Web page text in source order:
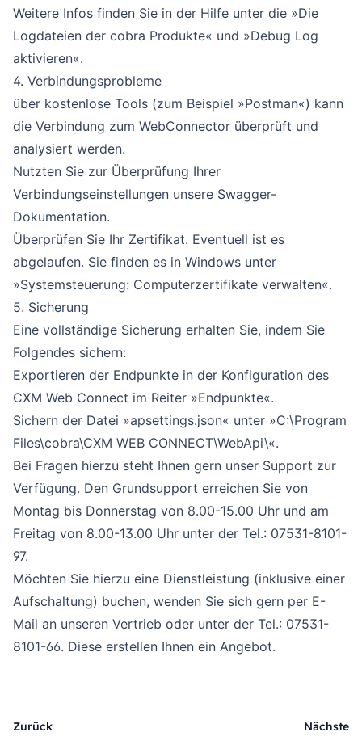
Weitere Infos finden Sie in der Hilfe unter die »Die
Logdateien der cobra Produkte« und »Debug Log
aktivieren«.
4. Verbindungsprobleme
über kostenlose Tools (zum Beispiel »Postman«) kann
die Verbindung zum WebConnector überprüft und
analysiert werden.
Nutzten Sie zur Überprüfung Ihrer
Verbindungseinstellungen unsere Swagger-
Dokumentation.
Überprüfen Sie Ihr Zertifikat. Eventuell ist es
abgelaufen. Sie finden es in Windows unter
»Systemsteuerung: Computerzertifikate verwalten«.
5. Sicherung
Eine vollständige Sicherung erhalten Sie, indem Sie
Folgendes sichern:
Exportieren der Endpunkte in der Konfiguration des
CXM Web Connect im Reiter »Endpunkte«.
Sichern der Datei »apsettings.json« unter »C:\Program
Files\cobra\CXM WEB CONNECT\WebApi\«.
Bei Fragen hierzu steht Ihnen gern unser Support zur
Verfügung. Den Grundsupport erreichen Sie von
Montag bis Donnerstag von 8.00-15.00 Uhr und am
Freitag von 8.00-13.00 Uhr unter der Tel.: 07531-8101-
97.
Möchten Sie hierzu eine Dienstleistung (inklusive einer
Aufschaltung) buchen, wenden Sie sich gern per E-
Mail an unseren Vertrieb oder unter der Tel.: 07531-
8101-66. Diese erstellen Ihnen ein Angebot.
Zurück Nächste